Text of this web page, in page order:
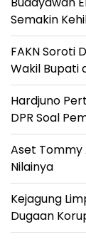
Semakin
FAKN Soroti
Wakil Bupati
Hardjuno
DPR Soal
Aset Tommy
Nilainya
Kejagung
Dugaan